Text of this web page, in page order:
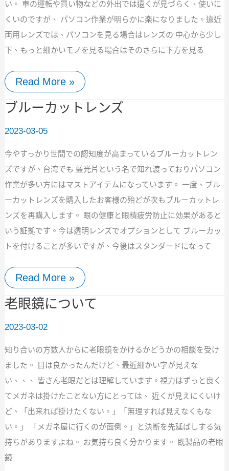
い。 車の運転や買い物などの外出では遠くが見づらく、使いに
くいのですが、 パソコン作業が明らかに楽になりました。遠近
両用レンズでは、パソコンを見る場合はレンズの 中心から少し
下、もっと細かいモノを見る場合はそのさらに下方を見る
ズ
Read More »
ブルーカットレンズ
2023-03-05
今やすっかり世間での認知度が高まっているブルーカットレン
ズですが、台湾でも 藍光片という名で知れ渡っておりパソコン
作業が多い方にはマストアイテムになっています。 一度、ブル
ーカットレンズを購入したお客様の殆どが次もブルーカットレ
ンズを再購入します。 眼の健康と眼精疲労防止に効果があると
いう証拠です。今は透明レンズでオプションとして ブルーカッ
トを付けることが多いですが、今後はスタンダードになって
ブ
ル
ー
カ
ト
レ
ン
ズ
Read More »
老眼鏡について
2023-03-02
知り合いの方数人からに老眼鏡をかけるかどうかの相談を受け
ました。 目は良かったんだけど、最近細かい字が見えな
い、、、 皆さん老眼だとは理解しています。視力はずっと良く
てメガネは掛けたことない方にとっては、 近くが見えにくいけ
ど、「出来れば掛けたくない。」「無理すれば見えなくもな
い。」 「メガネ屋に行くのが面倒。」と決断を先延ばしする気
持ちがありますよね。 お気持ち良く分かります。 既製品の老眼
鏡
老
眼
鏡
に
い
て